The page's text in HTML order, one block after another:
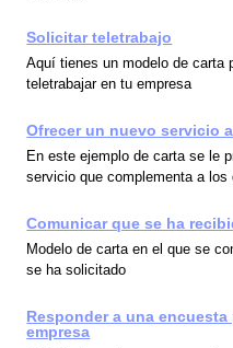
Solicitar teletrabajo
Aquí tienes un modelo de carta
teletrabajar en tu empresa
Ofrecer un nuevo servicio
En este ejemplo de carta se le
servicio que complementa a
Comunicar que se ha
Modelo de carta en el que se
se ha solicitado
Responder a una
empresa